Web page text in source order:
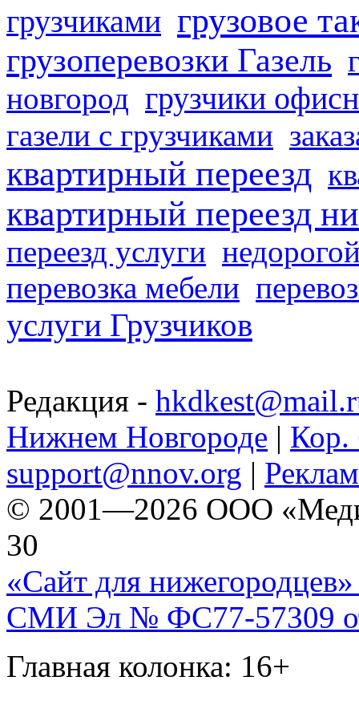
грузчиками грузовое
грузоперевозки Газель
новгород грузчики
газели с грузчиками
квартирный переезд
квартирный переезд
переезд услуги
перевозка мебели
услуги Грузчиков
Редакция -
Нижнем Новгороде | Кор.
support@nnov.org |
© 2001—2026 ООО
30
«Сайт для нижегородцев»
СМИ Эл № ФС77-57309
Главная колонка: 16+